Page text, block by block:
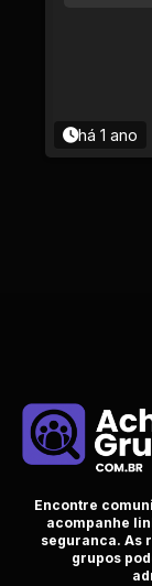
há 1 ano
Encontre
acompanhe
seguranca. As
grupos